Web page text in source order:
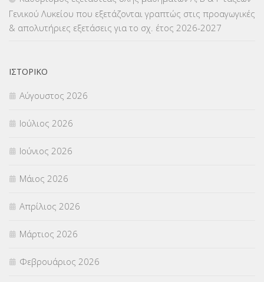
ΜΕΤΑΦΟΡΑ ΜΑΘΗΤΩΝ(3)
ΟΙΚΟΝΟΜΙΚΑ ΘΕΜΑΤΑ
Π.Ε.Κ. ΗΡΑΚΛΕΙΟΥ
ΠΑΝΕΛΛΑΔΙΚΕΣ ΕΞΕΤΑΣΕΙΣ
ΠΡΟΚΗΡΥΞΕΙΣ
ΣΕΜΙΝΑΡΙΑ – ΗΜΕΡΙΔΕΣ
ΣΕΠ(50)
ΣΤΕΛΕΧΗ (360)
ΣΥΜΒΟΥΛΕΥΤΙΚΟΣ ΣΤΑΘΜΟΣ ΝΕΩΝ
Γενικού Λυκείου που εξετάζονται γραπτώς στις προαγωγικές
& απολυτήριες εξετάσεις για το σχ. έτος 2026-2027
ΙΣΤΟΡΙΚΌ
Αύγουστος 2026
Ιούλιος 2026
Ιούνιος 2026
Μάιος 2026
Απρίλιος 2026
Μάρτιος 2026
Φεβρουάριος 2026